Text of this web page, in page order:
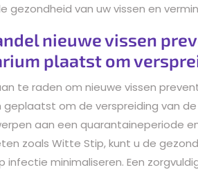
gezondheid van uw vissen en
nieuwe vissen
plaatst om
te raden om nieuwe vissen
geplaatst om de verspreiding van
aan een quarantaineperiode
zoals Witte Stip, kunt u de
infectie minimaliseren. Een